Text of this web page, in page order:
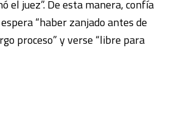
el juez”. De esta manera, confía
“haber zanjado antes de
proceso” y verse “libre para